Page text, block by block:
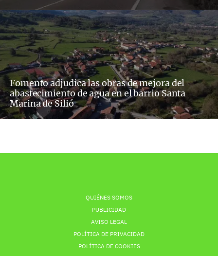
Fomento adjudica las obras de mejora del
abastecimiento de agua en el barrio Santa
Marina de Silió
QUIÉNES SOMOS
PUBLICIDAD
AVISO LEGAL
POLÍTICA DE PRIVACIDAD
POLÍTICA DE COOKIES